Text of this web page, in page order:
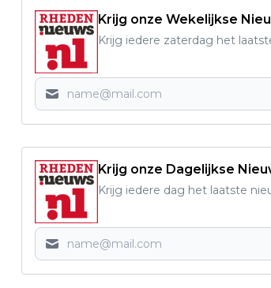
Krijg onze Wekelijkse
Krijg iedere zaterdag het
Krijg onze Dagelijkse
Krijg iedere dag het laatste